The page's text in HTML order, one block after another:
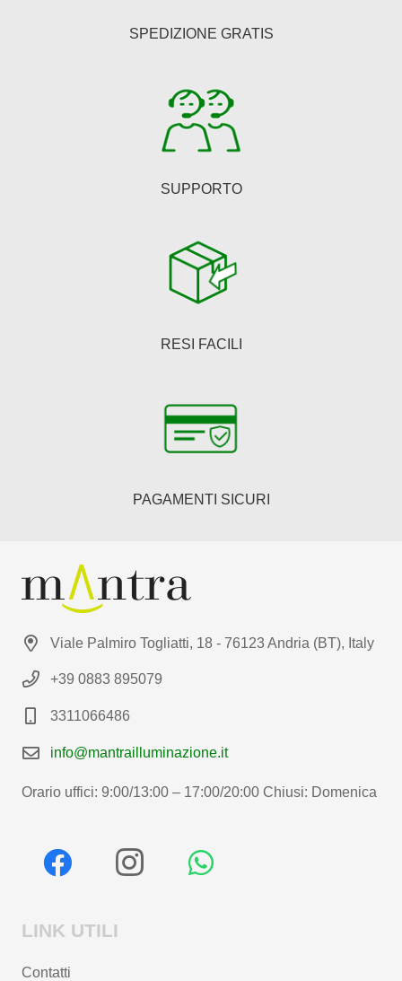
SPEDIZIONE GRATIS
SUPPORTO
RESI FACILI
PAGAMENTI SICURI
Viale Palmiro Togliatti, 18 - 76123 Andria (BT), Italy
+39 0883 895079
3311066486
info@mantrailluminazione.it
Orario uffici: 9:00/13:00 – 17:00/20:00 Chiusi: Domenica
LINK UTILI
Contatti